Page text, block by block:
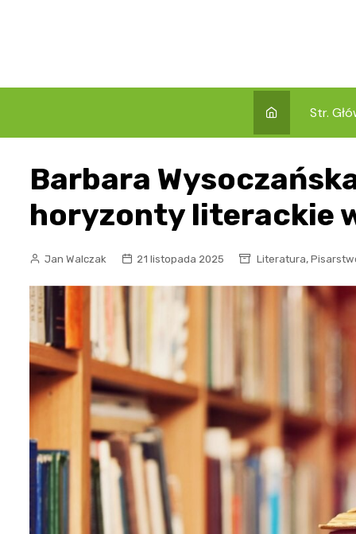
Str.
Barbara
horyzonty literackie
Jan Walczak 21 listopada 2025 Literatura,